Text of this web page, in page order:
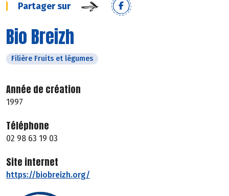
Partager sur
Bio Breizh
Filière Fruits et légumes
Année de création
1997
Téléphone
02 98 63 19 03
Site internet
https://biobreizh.org/